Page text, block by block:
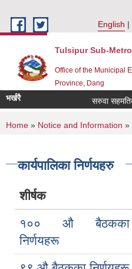
English
Tulsipur Sub-
Office of the Municipal
Province, Dang
भर्खरै सरुवा
You are here
Home » Notice and Information »
कार्यपालिका निर्णयहरु
शीर्षक
१०० औ बैठकका
निर्णयहरू